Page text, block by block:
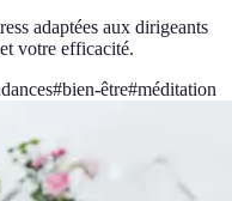
adaptées aux dirigeants
votre efficacité.
#bien-être#méditation